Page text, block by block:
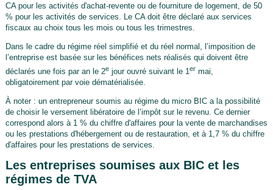
CA pour les activités d'achat-revente ou de fourniture de logement, de 50
% pour les activités de services. Le CA doit être déclaré aux services
fiscaux au choix tous les mois ou tous les trimestres.
Dans le cadre du régime réel simplifié et du réel normal, l’imposition de
l’entreprise est basée sur les bénéfices nets réalisés qui doivent être
déclarés une fois par an le 2ejour ouvré suivant le 1er mai,
obligatoirement par voie dématérialisée.
À noter : un entrepreneur soumis au régime du micro BIC a la possibilité
de choisir le versement libératoire de l’impôt sur le revenu. Ce dernier
correspond alors à 1 % du chiffre d'affaires pour la vente de marchandises
ou les prestations d'hébergement ou de restauration, et à 1,7 % du chiffre
d'affaires pour les prestations de services.
Les entreprises soumises aux BIC et les
régimes de TVA